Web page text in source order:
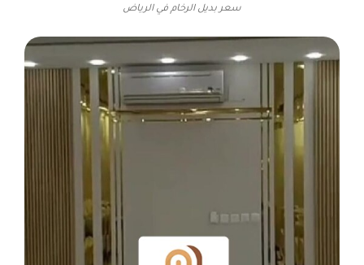
سعر بديل الرخام في الرياض